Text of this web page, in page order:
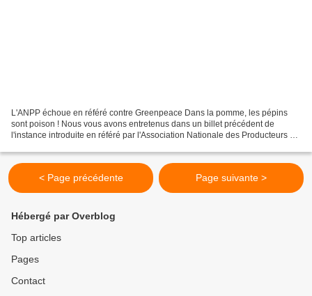
L'ANPP échoue en référé contre Greenpeace Dans la pomme, les pépins
sont poison ! Nous vous avons entretenus dans un billet précédent de
l'instance introduite en référé par l'Association Nationale des Producteurs de
< Page précédente Page suivante >
Hébergé par Overblog
Top articles
Pages
Contact